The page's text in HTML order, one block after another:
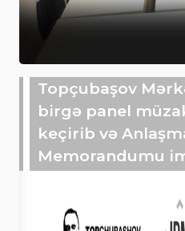
Topçubaşov
birgə panel
keçirib və
Memorandumu